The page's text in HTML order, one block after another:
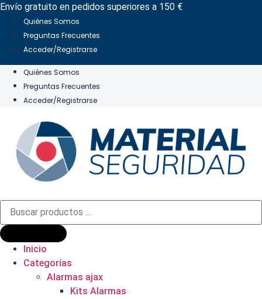
Ir
contenido
Envío gratuito en pedidos superiores a 150 €
Quiénes Somos
Preguntas Frecuentes
Acceder/Registrarse
Quiénes Somos
Preguntas Frecuentes
Acceder/Registrarse
Búsqueda
productos
Inicio
Categorías
Alarmas ajax
Kits Alarmas